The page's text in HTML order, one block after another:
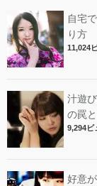
自宅
り方
11,024
汁遊
の罠
9,294ビ
好意